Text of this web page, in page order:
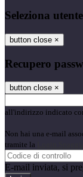
Seleziona utente
button close ×
Recupero
button close ×
all'indirizzo indicato
Non hai una e-mail
tramite la
E-mail inviata, si